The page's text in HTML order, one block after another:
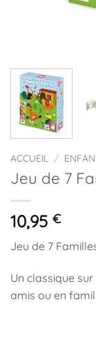
ACCUEIL /
Jeu de 7
10,95 €
Jeu de 7
Un classique
amis ou en